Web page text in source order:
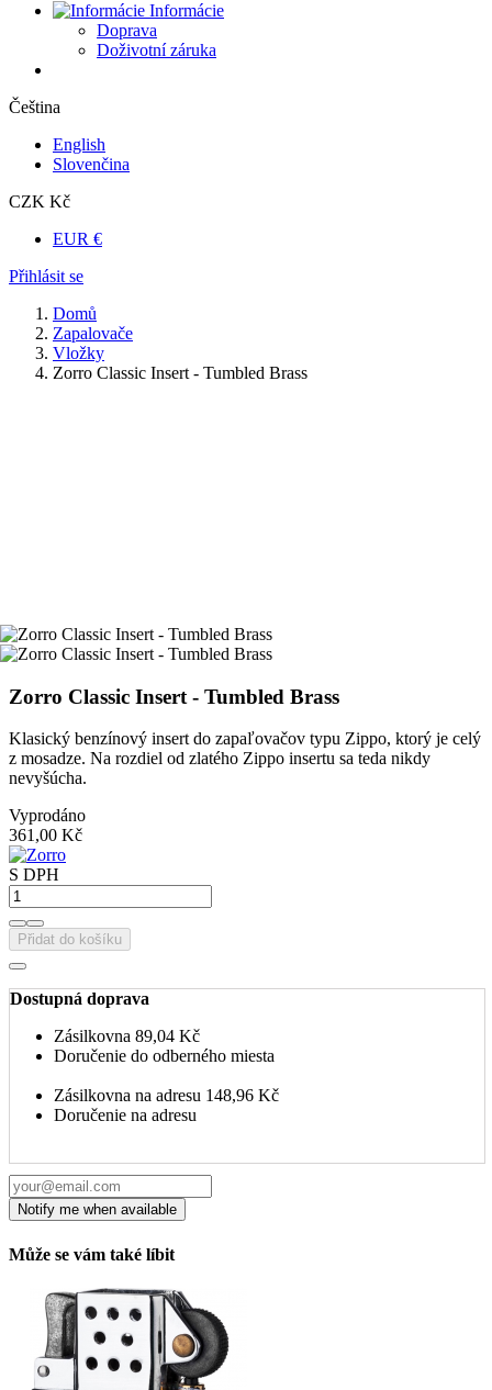
Informácie
Doprava
Doživotní záruka
Čeština
English
Slovenčina
CZK Kč
EUR €
Přihlásit se
Domů
Zapalovače
Vložky
Zorro Classic Insert - Tumbled Brass
Zorro Classic Insert - Tumbled Brass
Klasický benzínový insert do zapaľovačov typu Zippo, ktorý je celý
z mosadze. Na rozdiel od zlatého Zippo insertu sa teda nikdy
nevyšúcha.
Vyprodáno
361,00 Kč
S DPH
Přidat do košíku
Dostupná doprava
Zásilkovna 89,04 Kč
Doručenie do odberného miesta
Zásilkovna na adresu 148,96 Kč
Doručenie na adresu
Může se vám také líbit